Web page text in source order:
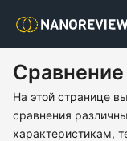
На этой странице
сравнения
характеристикам,